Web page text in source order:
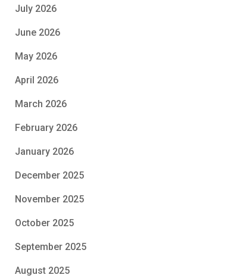
July 2026
June 2026
May 2026
April 2026
March 2026
February 2026
January 2026
December 2025
November 2025
October 2025
September 2025
August 2025